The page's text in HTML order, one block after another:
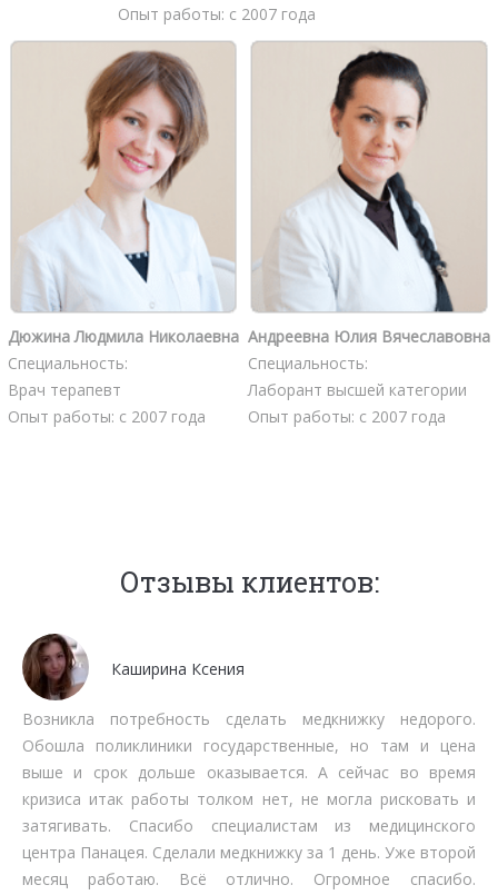
Опыт работы: с 2007 года
Дюжина Людмила Николаевна
Специальность:
Врач терапевт
Опыт работы: с 2007 года
Андреевна Юлия Вячеславовна
Специальность:
Лаборант высшей категории
Опыт работы: с 2007 года
Отзывы клиентов:
Каширина Ксения
Возникла потребность сделать медкнижку недорого.
Обошла поликлиники государственные, но там и цена
выше и срок дольше оказывается. А сейчас во время
кризиса итак работы толком нет, не могла рисковать и
затягивать. Спасибо специалистам из медицинского
центра Панацея. Сделали медкнижку за 1 день. Уже второй
месяц работаю. Всё отлично. Огромное спасибо.